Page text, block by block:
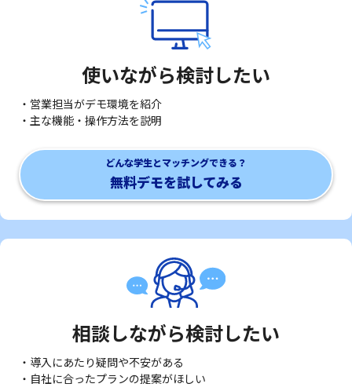
使いながら検討したい
・営業担当がデモ環境を紹介
・主な機能・操作方法を説明
どんな学生とマッチングできる？
無料デモを試してみる
相談しながら検討したい
・導入にあたり疑問や不安がある
・自社に合ったプランの提案がほしい